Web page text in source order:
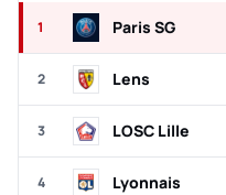
1 Paris SG
2 Lens
3 LOSC Lille
4 Lyonnais